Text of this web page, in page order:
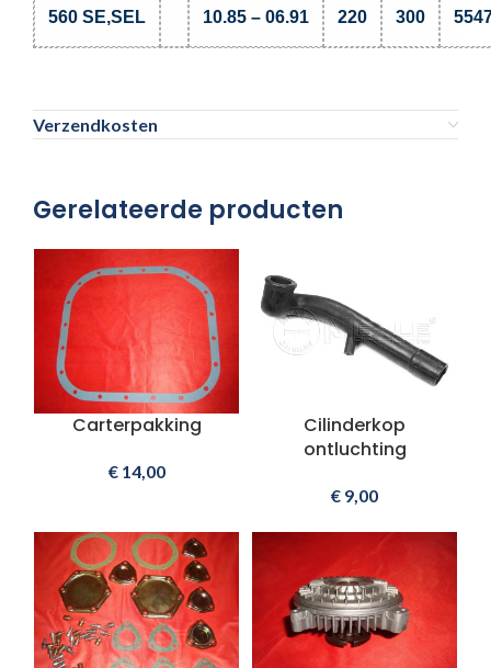
560 SE,SEL 10.85 – 06.91 220 300
Verzendkosten
Gerelateerde producten
Carterpakking
€14,00
Cilinderkop
ontluchting
€ 9,00